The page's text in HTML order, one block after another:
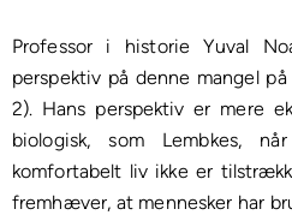
Professor i historie Yuval
perspektiv på denne mangel
2). Hans perspektiv er mere
biologisk, som Lembkes,
komfortabelt liv ikke er
fremhæver, at mennesker har